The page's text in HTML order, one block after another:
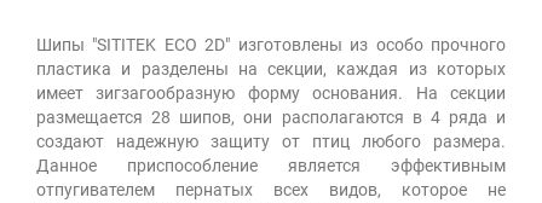
Шипы "SITITEK ECO 2D" изготовлены из особо прочного
пластика и разделены на секции, каждая из которых
имеет зигзагообразную форму основания. На секции
размещается 28 шипов, они располагаются в 4 ряда и
создают надежную защиту от птиц любого размера.
Данное приспособление является эффективным
отпугивателем пернатых всех видов, которое не